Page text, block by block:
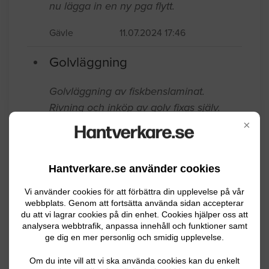
×
Hantverkare.se använder cookies
Vi använder cookies för att förbättra din upplevelse på vår
webbplats. Genom att fortsätta använda sidan accepterar
du att vi lagrar cookies på din enhet. Cookies hjälper oss att
analysera webbtrafik, anpassa innehåll och funktioner samt
ge dig en mer personlig och smidig upplevelse.
Om du inte vill att vi ska använda cookies kan du enkelt
Golvläggning
Har målat min badrumsmatta, behöver
nu lägga in en ny pga flytt.
Golvläggning
Golvläggning av fiskbenslaminat.
Nyfiken på kostnad av golvläggning av
fiskbensmönster då detta är mer
krävande.
Gävle 11.01.2024 10:08
Golvläggning